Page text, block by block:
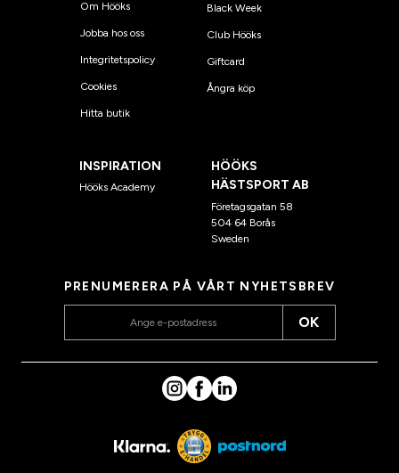
Om Hööks
Jobba hos oss
Integritetspolicy
Cookies
Hitta butik
Black Week
Club Hööks
Giftcard
Ångra köp
INSPIRATION
Hööks Academy
HÖÖKS
HÄSTSPORT AB
Företagsgatan 58
504 64 Borås
Sweden
PRENUMERERA PÅ VÅRT NYHETSBREV
OK